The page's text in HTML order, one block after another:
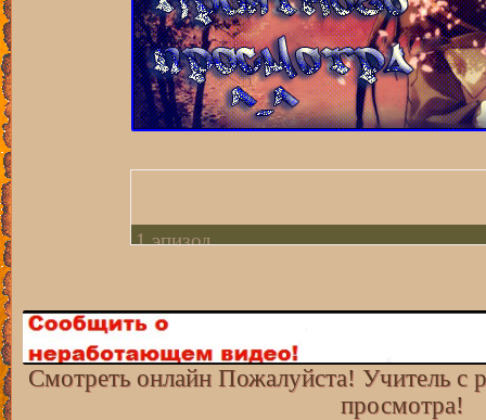
1 эпизод
3 эпизод
Смотреть онлайн Пожалуйста! Учитель с
просмотра!